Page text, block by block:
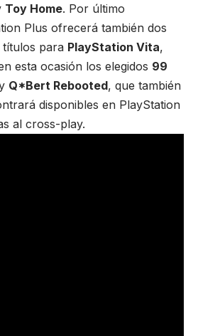
Toy Home. Por último
Plus ofrecerá también dos
títulos para PlayStation Vita,
esta ocasión los elegidos 99
Q*Bert Rebooted, que también
disponibles en PlayStation
al cross-play.